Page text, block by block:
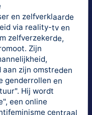
en zelfverklaarde
via reality-tv en
zelfverzekerde,
Zijn
zijn omstreden
genderrollen en
Hij wordt
een online
centraal